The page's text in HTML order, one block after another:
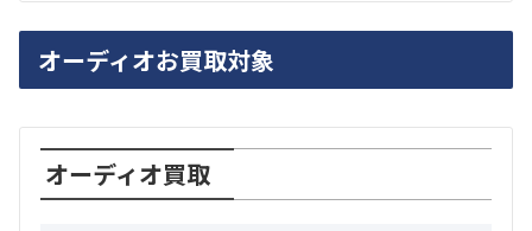
買取価格：お問合せください
SONY
オーディオお買取対象
オーディオ買取